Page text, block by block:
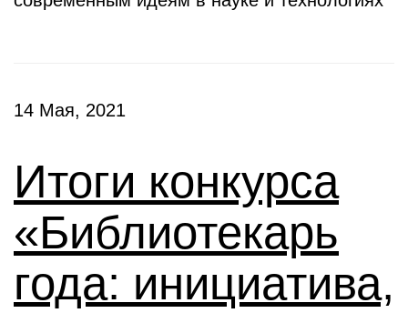
14 Мая, 2021
Итоги конкурса
«Библиотекарь
года: инициатива,